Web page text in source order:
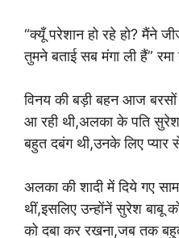
“क्यूँ परेशान हो रहे हो? मैंने
तुमने बताई सब मंगा ली हैं”
विनय की बड़ी बहन आज
आ रही थी,अलका के पति
बहुत दबंग थी,उनके लिए प्यार
अलका की शादी में दिये गए
थीं,इसलिए उन्होंनें सुरेश बाबू
को दबा कर रखना,जब तक